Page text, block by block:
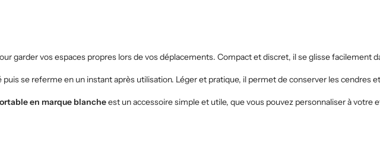
garder vos espaces propres lors de vos déplacements. Compact et discret, il se glisse facilement
se referme en un instant après utilisation. Léger et pratique, il permet de conserver les cendres
en marque blancheest un accessoire simple et utile, que vous pouvez personnaliser à votre